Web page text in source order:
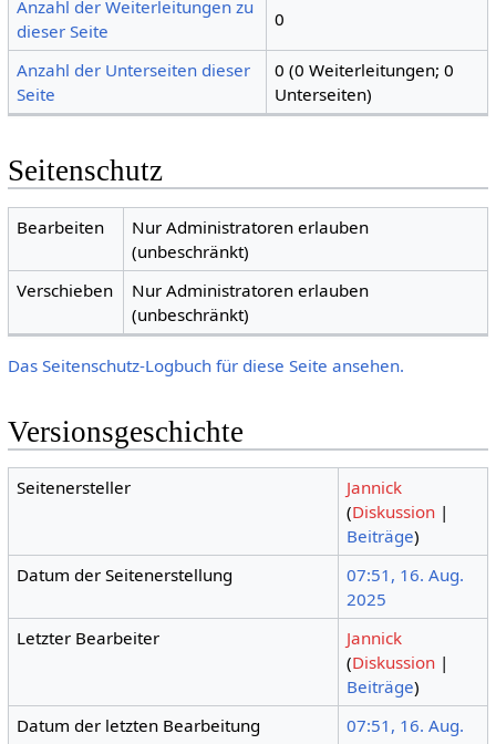
Anzahl der Weiterleitungen zu
dieser Seite
0
Anzahl der Unterseiten dieser
Seite
0 (0 Weiterleitungen; 0
Unterseiten)
Seitenschutz
Bearbeiten
Nur Administratoren erlauben
(unbeschränkt)
Verschieben
Nur Administratoren erlauben
(unbeschränkt)
Das Seitenschutz-Logbuch für diese Seite ansehen.
Versionsgeschichte
Seitenersteller
Jannick
(Diskussion |
Beiträge)
Datum der Seitenerstellung
07:51, 16. Aug.
2025
Letzter Bearbeiter
Jannick
(Diskussion |
Beiträge)
Datum der letzten Bearbeitung
07:51, 16. Aug.